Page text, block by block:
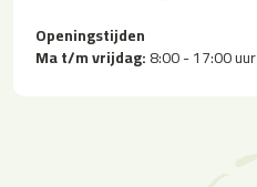
Openingstijden
Ma t/m vrijdag:8:00 - 17:00 uur